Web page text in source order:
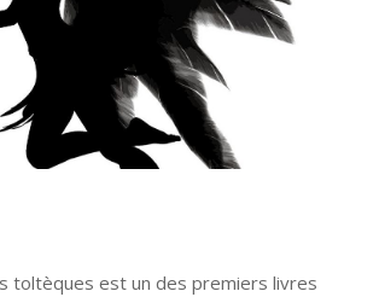
toltèques est un des premiers livres